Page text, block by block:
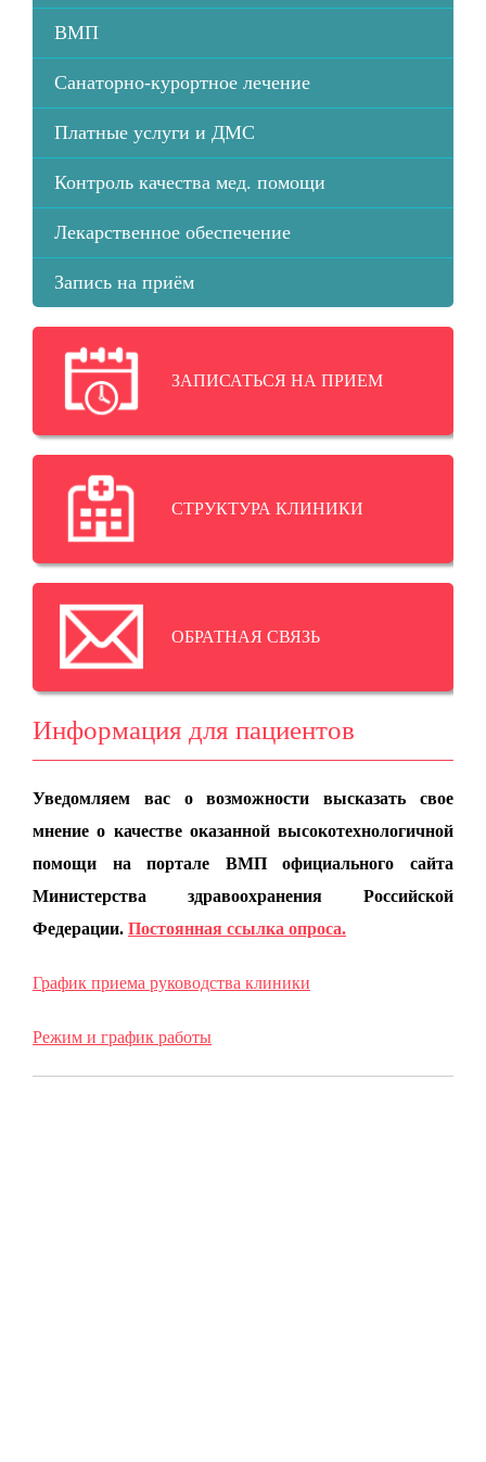
ВМП
Санаторно-курортное лечение
Платные услуги и ДМС
Контроль качества мед. помощи
Лекарственное обеспечение
Запись на приём
ЗАПИСАТЬСЯ НА ПРИЕМ
СТРУКТУРА КЛИНИКИ
ОБРАТНАЯ СВЯЗЬ
Информация для пациентов
Уведомляем вас о возможности высказать свое
мнение о качестве оказанной высокотехнологичной
помощи на портале ВМП официального сайта
Министерства здравоохранения Российской
Федерации. Постоянная ссылка опроса.
График приема руководства клиники
Режим и график работы